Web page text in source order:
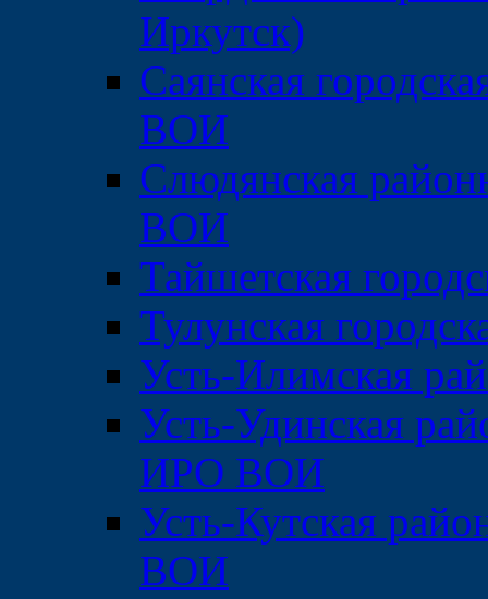
Иркутск)
Саянская
ВОИ
Слюдянская
ВОИ
Тайшетская
Тулунская
Усть-Илимская
Усть-Удинская
ИРО ВОИ
Усть-Кутская
ВОИ